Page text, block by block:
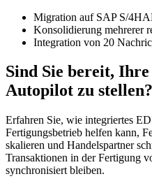
Migration auf SAP S/
Konsolidierung mehrerer
Integration von 20
Sind Sie bereit,
Autopilot zu stellen?
Erfahren Sie, wie integriertes
Fertigungsbetrieb helfen kann,
skalieren und Handelspartner
Transaktionen in der Fertigung
synchronisiert bleiben.